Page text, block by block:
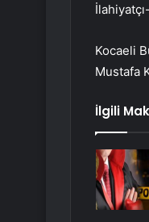
Kocaeli
Mustafa
İlgili